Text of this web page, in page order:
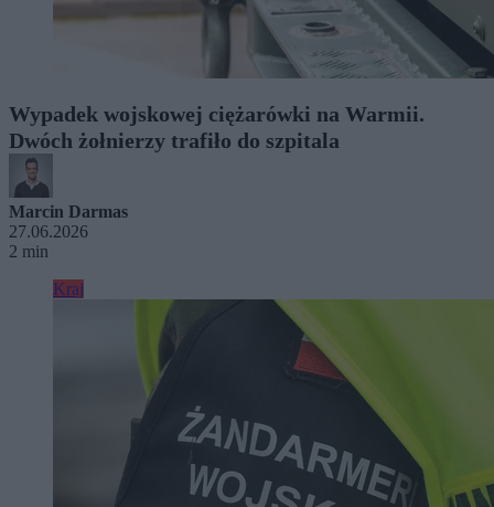
Wypadek wojskowej ciężarówki na Warmii.
Dwóch żołnierzy trafiło do szpitala
Marcin Darmas
27.06.2026
2 min
Kraj